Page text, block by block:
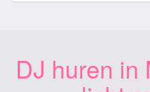
DJ huren in